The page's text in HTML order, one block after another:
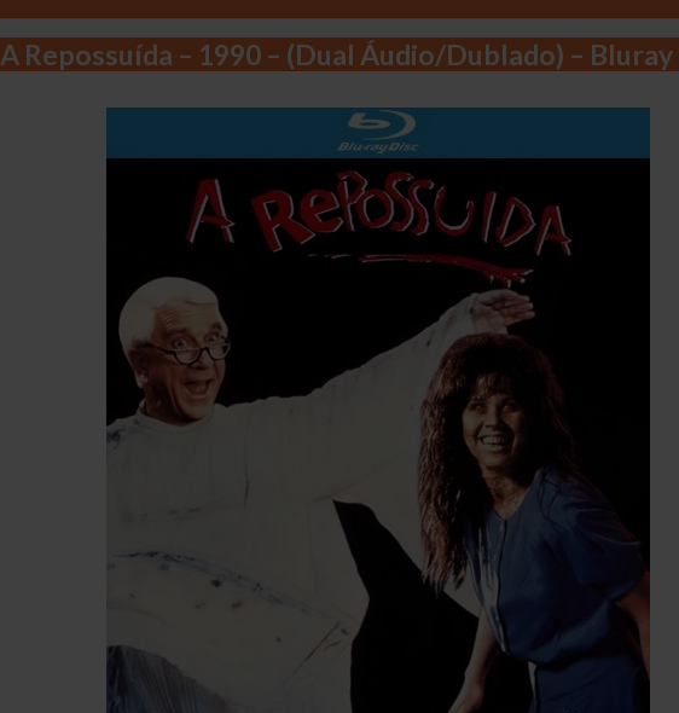
A Repossuída – 1990 – (Dual Áudio/Dublado) –